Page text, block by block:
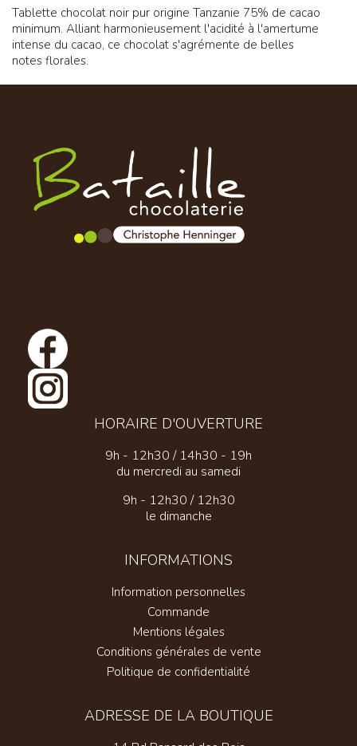
Tablette chocolat noir pur origine Tanzanie 75% de cacao
minimum. Alliant harmonieusement l'acidité à l'amertume
intense du cacao, ce chocolat s'agrémente de belles
notes florales.
HORAIRE D'OUVERTURE
9h - 12h30 / 14h30 - 19h
du mercredi au samedi
9h - 12h30 / 12h30
le dimanche
INFORMATIONS
Information personnelles
Commande
Mentions légales
Conditions générales de vente
Politique de confidentialité
ADRESSE DE LA BOUTIQUE